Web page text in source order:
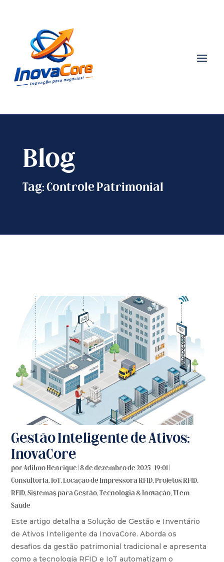
Blog
Tag: Controle Patrimonial
Gestão Inteligente de Ativos:
InovaCore
porAdilmo Henrique|8 de dezembro de 2025 - 19:01|
Consultoria,IoT,Locação de Impressora RFID,Projetos RFID,
RFID,Sistemas para Gestão,Tecnologia & Inovação,TI em
Saúde
Este artigo detalha a Solução de Gestão e Inventário
de Ativos Inteligente da InovaCore. Aborda os
desafios da gestão patrimonial tradicional e apresenta
como a tecnologia RFID e IoT automatizam o